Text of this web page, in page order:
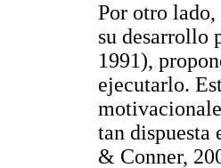
Por otro
su desarrollo
1991),
ejecutarlo.
tan dispuesta
& Conner,